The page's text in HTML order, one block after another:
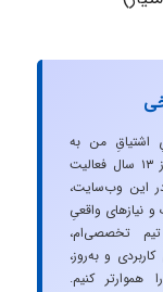
اشتیاقِ من به
دنیایِ HSE است. با بیش از ۱۳ سال فعالیت
این وب‌سایت،
نیازهای واقعیِ
تخصصی‌ام،
و به‌روز،
کنیم.